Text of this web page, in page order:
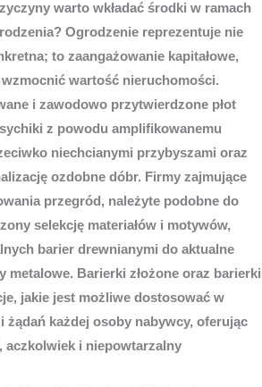
warto wkładać środki w ramach
Ogrodzenie reprezentuje nie
to zaangażowanie kapitałowe,
wartość nieruchomości.
i zawodowo przytwierdzone płot
z powodu amplifikowanemu
niechcianymi przybyszami oraz
ozdobne dóbr. Firmy zajmujące
przegród, należyte podobne do
selekcję materiałów i motywów,
barier drewnianymi do aktualne
metalowe. Barierki złożone oraz barierki
jakie jest możliwe dostosować w
żądań każdej osoby nabywcy, oferując
aczkolwiek i niepowtarzalny